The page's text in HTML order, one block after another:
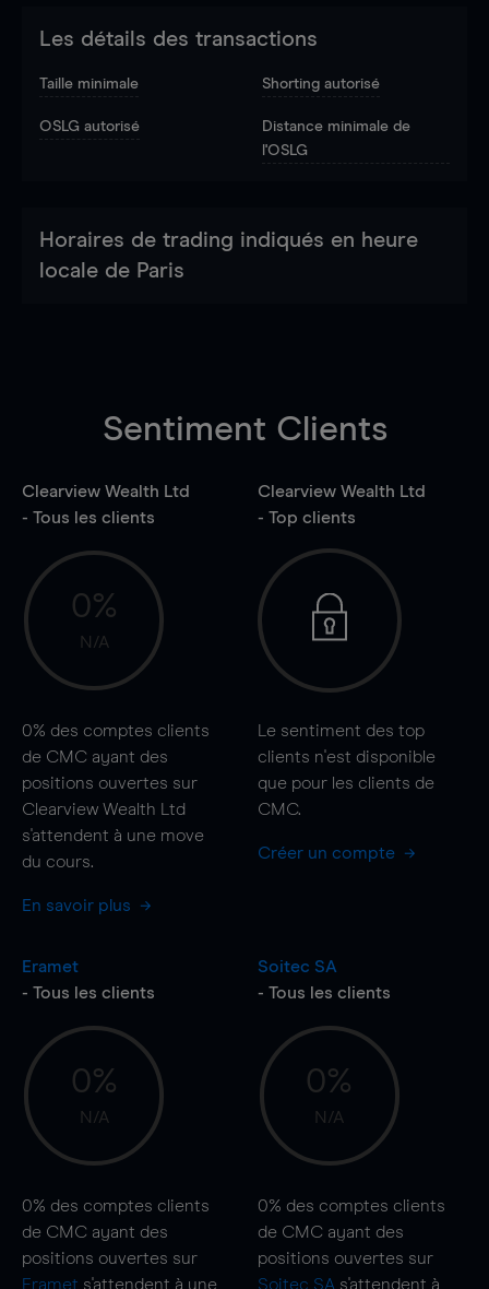
Les détails des transactions
Taille minimale Shorting autorisé
OSLG autorisé
Distance minimale de
l'OSLG
Horaires de trading indiqués en heure
locale de Paris
Sentiment Clients
Clearview Wealth Ltd
- Tous les clients
0%
N/A
0% des comptes clients
de CMC ayant des
positions ouvertes sur
Clearview Wealth Ltd
s'attendent à une move
du cours.
En savoir plus
Clearview Wealth Ltd
- Top clients
Le sentiment des top
clients n'est disponible
que pour les clients de
CMC.
Créer un compte
Eramet
- Tous les clients
0%
N/A
0% des comptes clients
de CMC ayant des
positions ouvertes sur
Eramet s'attendent à une
Soitec SA
- Tous les clients
0%
N/A
0% des comptes clients
de CMC ayant des
positions ouvertes sur
Soitec SA s'attendent à